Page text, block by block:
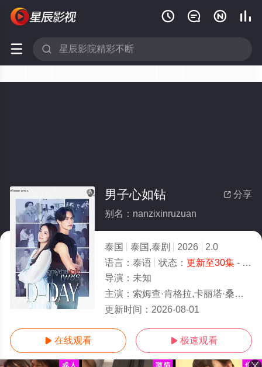
   
 
更新至30集
 分享
男子心如钻
别名：nanzixinruzuan
泰国 泰国,泰剧 2026
2.0
语言： 泰语 状态： 更新至30集- 免费在线观看
导演： 未知
主演： 索姆查·肯格拉,卡丽塔·桑萨欧帕,克里斯沙达·苏帕普洛
更新时间： 2026-08-01
 在线观看  极速观看